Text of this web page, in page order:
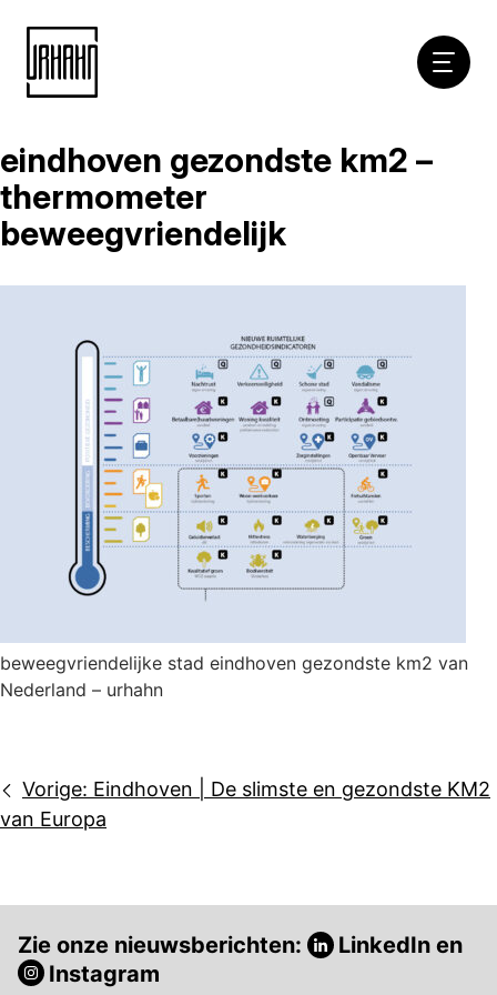
Naar
inhoud
eindhoven gezondste km2 –
thermometer
beweegvriendelijk
beweegvriendelijke stad eindhoven gezondste km2 van
Nederland – urhahn
Bericht
navigatie
Vorige: Eindhoven | De slimste en gezondste KM2
van Europa
Zie onze nieuwsberichten: LinkedIn en
Instagram